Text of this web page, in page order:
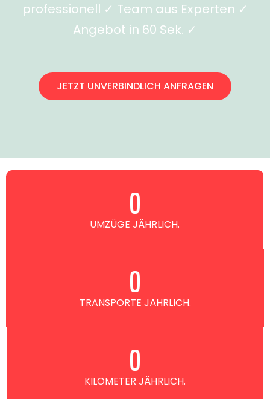
professionell ✓ Team aus Experten ✓
Angebot in 60 Sek. ✓
JETZT UNVERBINDLICH ANFRAGEN
UMZÜGE JÄHRLICH.
0
TRANSPORTE JÄHRLICH.
0
KILOMETER JÄHRLICH.
0